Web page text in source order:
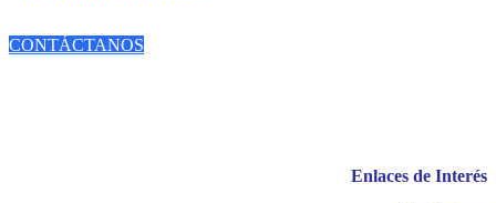
CONTÁCTANOS
Enlaces de Interés